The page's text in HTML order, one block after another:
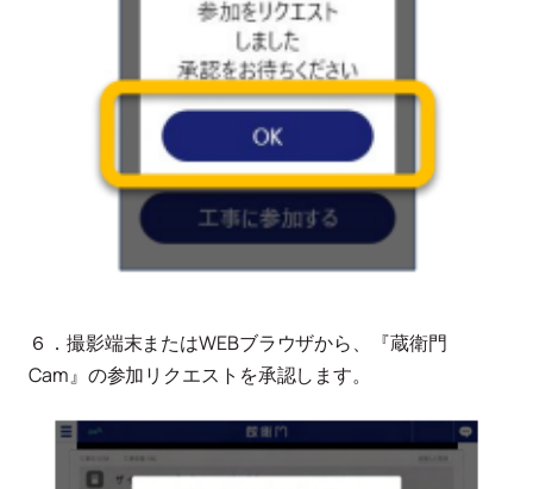
６．撮影端末またはWEBブラウザから、『蔵衛門
Cam』の参加リクエストを承認します。